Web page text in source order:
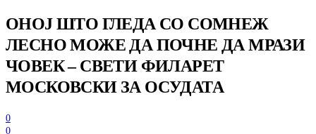
ОНОЈ ШТО ГЛЕДА СО СОМНЕЖ
ЛЕСНО МОЖЕ ДА ПОЧНЕ ДА МРАЗИ
ЧОВЕК – СВЕТИ ФИЛАРЕТ
МОСКОВСКИ ЗА ОСУДАТА
0
0